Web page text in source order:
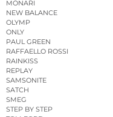
MONARI
NEW BALANCE
OLYMP
ONLY
PAUL GREEN
RAFFAELLO ROSSI
RAINKISS
REPLAY
SAMSONITE
SATCH
SMEG
STEP BY STEP